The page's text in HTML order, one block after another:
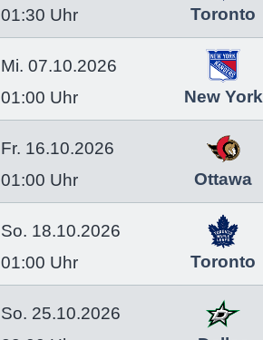
01:30 Uhr
Toronto
Mi. 07.10.2026
01:00 Uhr
New York
Fr. 16.10.2026
01:00 Uhr
Ottawa
So. 18.10.2026
01:00 Uhr
Toronto
So. 25.10.2026